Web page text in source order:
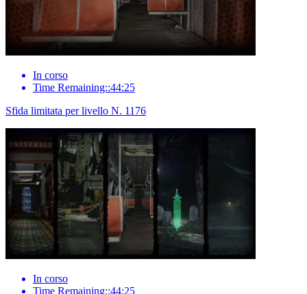
In corso
Time Remaining::44:25
Sfida limitata per livello N. 1176
In corso
Time Remaining::44:25